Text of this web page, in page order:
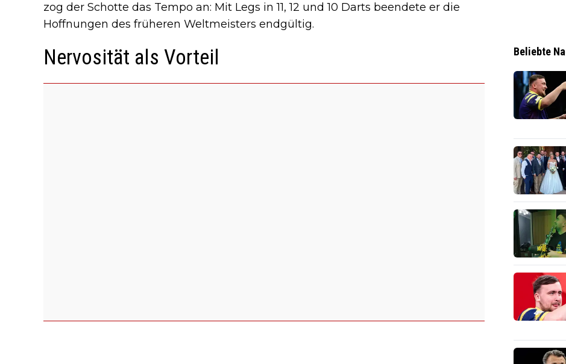
zog der Schotte das Tempo an: Mit Legs in 11, 12 und 10 Darts beendete er die
Hoffnungen des früheren Weltmeisters endgültig.
Nervosität als Vorteil Beliebte